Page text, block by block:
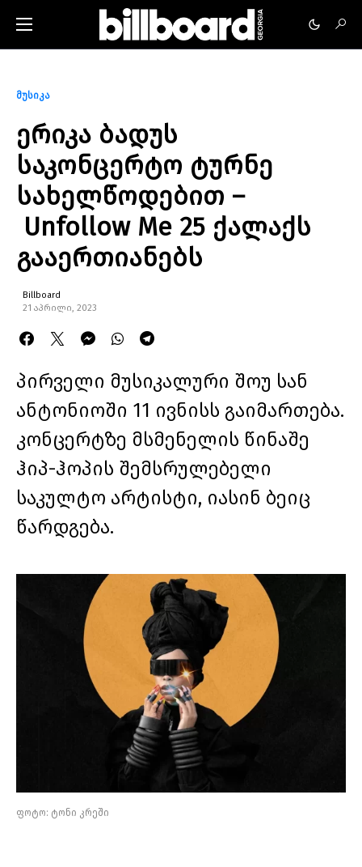
მუსიკა
ერიკა ბადუს
საკონცერტო ტურნე
სახელწოდებით –
Unfollow Me 25 ქალაქს
გააერთიანებს
Billboard
21 აპრილი, 2023
პირველი მუსიკალური შოუ სან
ანტონიოში 11 ივნისს გაიმართება.
კონცერტზე მსმენელის წინაშე
ჰიპ-ჰოპის შემსრულებელი
საკულტო არტისტი, იასინ ბეიც
წარდგება.
ფოტო: ტონი კრეში